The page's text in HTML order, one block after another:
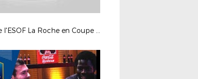
L'exploit de l'ESOF La Roche en Coupe de France